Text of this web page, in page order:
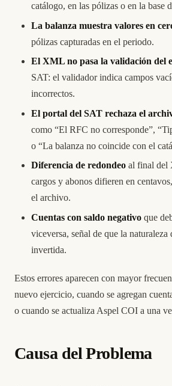
catálogo, en las pólizas o en la base
La balanza muestra valores en
pólizas capturadas en el periodo.
El XML no pasa la validación del
SAT: el validador indica campos
incorrectos.
El portal del SAT rechaza el
como “El RFC no corresponde”,
o “La balanza no coincide con el
Diferencia de redondeo al final del
cargos y abonos difieren en
el archivo.
Cuentas con saldo negativo que
viceversa, señal de que la naturaleza
invertida.
Estos errores aparecen con mayor
nuevo ejercicio, cuando se agregan
o cuando se actualiza Aspel COI a una
Causa del Problema